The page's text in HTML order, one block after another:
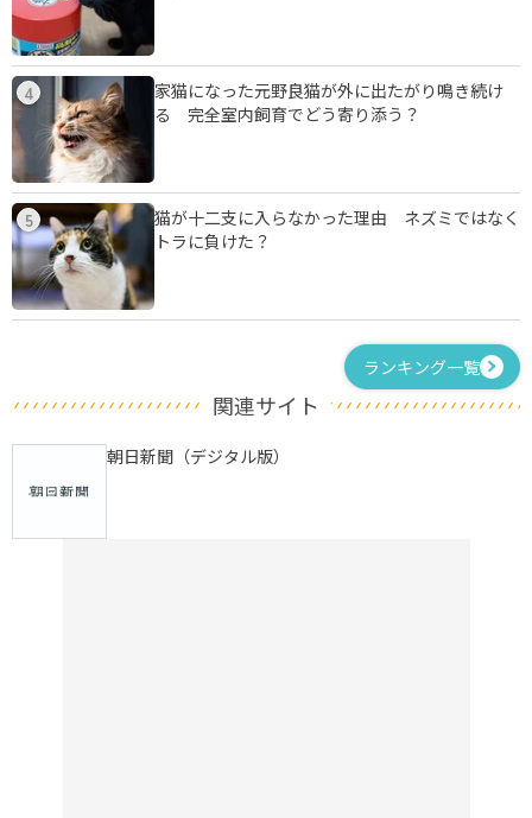
4
家猫になった元野良猫が外に出たがり鳴き続け
る 完全室内飼育でどう寄り添う？
5
猫が十二支に入らなかった理由 ネズミではなく
トラに負けた？
ランキング一覧
関連サイト
朝日新聞（デジタル版）